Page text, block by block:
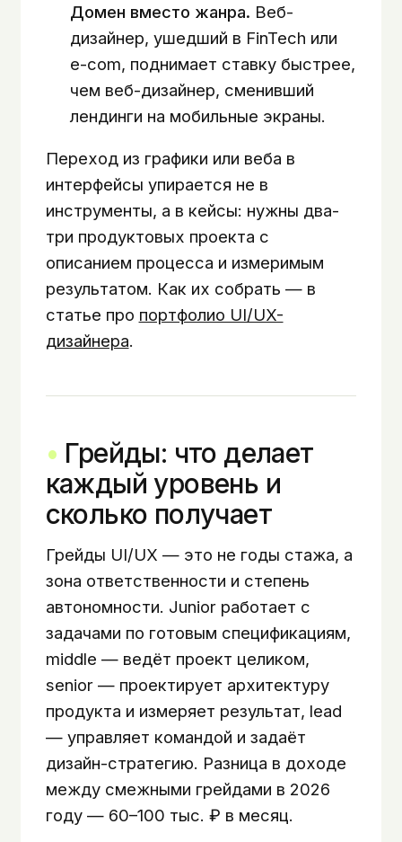
Домен вместо жанра. Веб-
дизайнер, ушедший в FinTech или
e-com, поднимает ставку быстрее,
чем веб-дизайнер, сменивший
лендинги на мобильные экраны.
Переход из графики или веба в
интерфейсы упирается не в
инструменты, а в кейсы: нужны два-
три продуктовых проекта с
описанием процесса и измеримым
результатом. Как их собрать — в
статье про портфолио UI/UX-
дизайнера.
Грейды: что делает
каждый уровень и
сколько получает
Грейды UI/UX — это не годы стажа, а
зона ответственности и степень
автономности. Junior работает с
задачами по готовым спецификациям,
middle — ведёт проект целиком,
senior — проектирует архитектуру
продукта и измеряет результат, lead
— управляет командой и задаёт
дизайн-стратегию. Разница в доходе
между смежными грейдами в 2026
году — 60–100 тыс. ₽ в месяц.